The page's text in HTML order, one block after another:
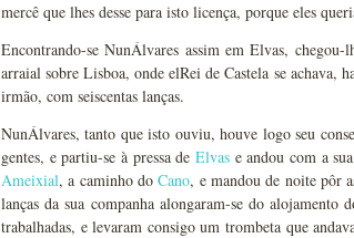
mercê que lhes desse para isto licença, porque eles
Encontrando-se NunÁlvares assim em Elvas, chegou-
arraial sobre Lisboa, onde elRei de Castela se
irmão, com seiscentas lanças.
NunÁlvares, tanto que isto ouviu, houve logo seu
gentes, e partiu-se à pressa deElvas e andou com a
Ameixial, a caminho doCano, e mandou de noite pôr
lanças da sua companha alongaram-se do alojamento
trabalhadas, e levaram consigo um trombeta que